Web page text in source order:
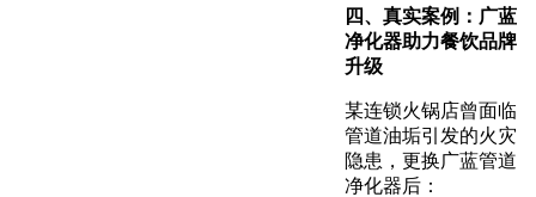
四、真实案例：广蓝
净化器助力餐饮品牌
升级
某连锁火锅店曾面临
管道油垢引发的火灾
隐患，更换广蓝管道
净化器后：